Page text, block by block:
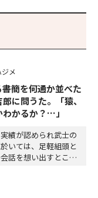
メ
書簡を何通か並べた
に問うた。「猿、
かるか？…」
績が認められ武士の
いては、足軽組頭と
話を想い出すとこん